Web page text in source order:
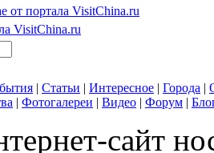
от портала VisitChina.ru
VisitChina.ru
| Статьи | Интересное | Города |
| Фотогалереи | Видео | Форум |
сайт